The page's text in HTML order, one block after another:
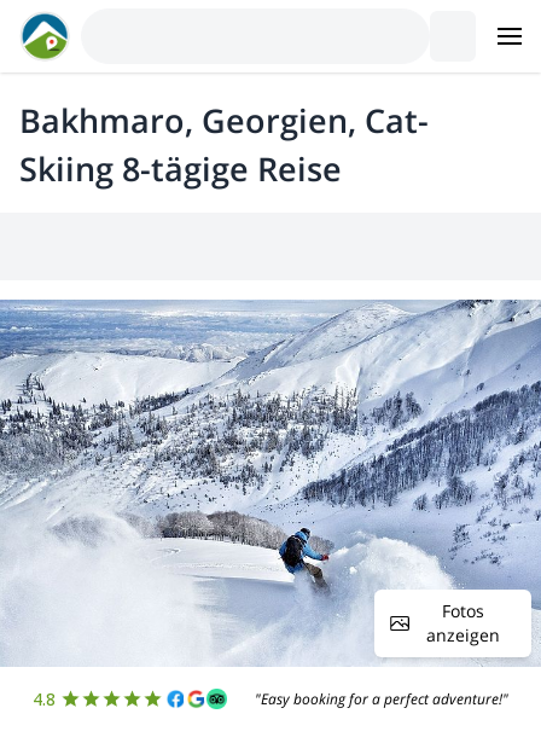
Bakhmaro, Georgien, Cat-
Skiing 8-tägige Reise
Fotos
anzeigen
4.8 "Easy booking for a perfect adventure!"